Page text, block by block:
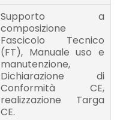
Supporto a
composizione
Fascicolo Tecnico
(FT), Manuale uso e
manutenzione,
Dichiarazione di
Conformità CE,
realizzazione Targa
CE.